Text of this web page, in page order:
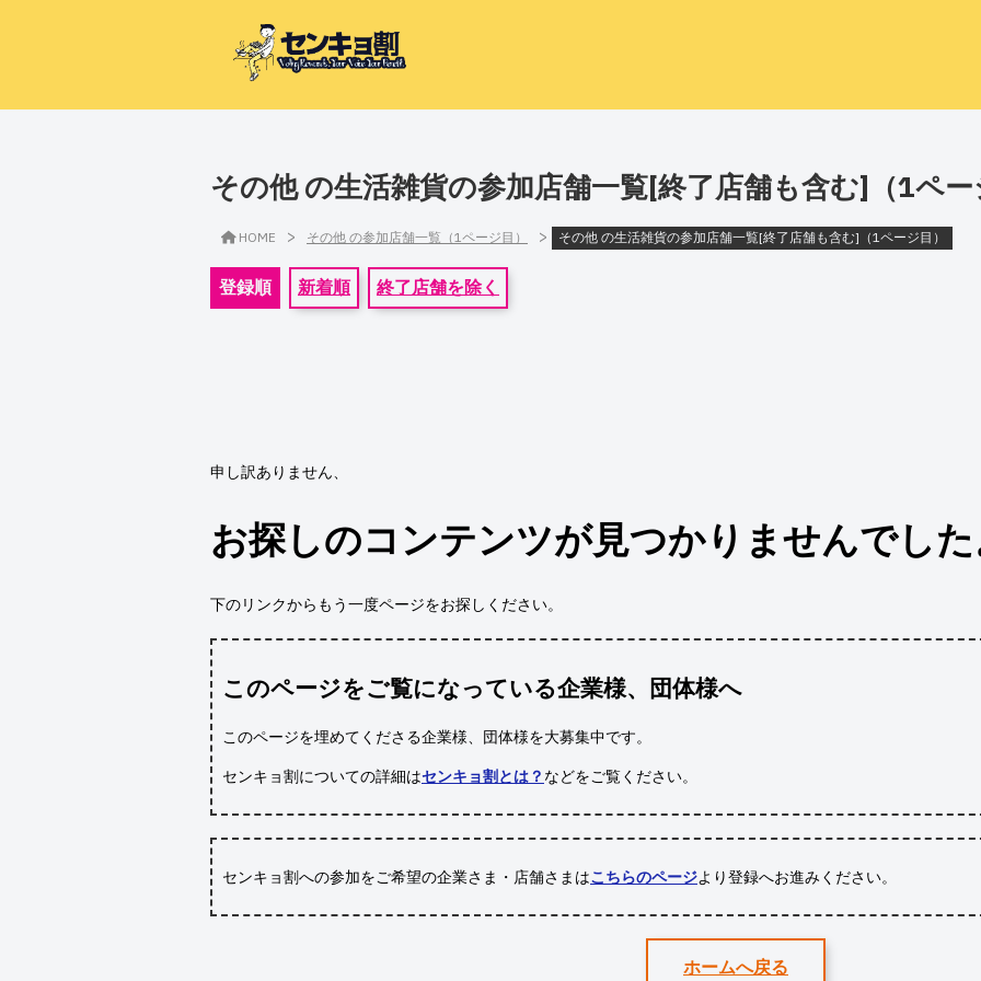
その他 の生活雑貨の参加店舗一覧[終了店舗も含む]（1ペ
HOME > その他 の参加店舗一覧（1ページ目） > その他 の生活雑貨の参加店舗一覧[終了店舗も含む]（1ページ目）
登録順 新着順 終了店舗を除く
申し訳ありません、
お探しのコンテンツが見つかりませんでし
下のリンクからもう一度ページをお探しください。
このページをご覧になっている企業様、団体様へ
このページを埋めてくださる企業様、団体様を大募集中です。
センキョ割についての詳細はセンキョ割とは？ などをご覧ください。
センキョ割への参加をご希望の企業さま・店舗さまはこちらのページより登録へお進みください。
ホームへ戻る